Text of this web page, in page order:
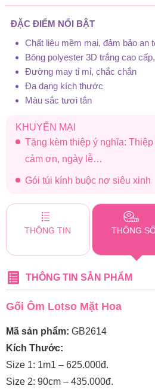
ĐẶC ĐIỂM NỔI BẬT
Chất liệu mềm mại, đảm bảo an
Bông polyester 3D trắng cao
Đường may tỉ mỉ, chắc chắn
Đa dạng kích thước
Màu sắc tươi tắn
KHUYẾN MẠI
Tặng kèm thiệp ý nghĩa:
cảm ơn, ngày lễ…
Gói túi kính buộc nơ siêu xinh
THÔNG TIN THÔNG
THÔNG TIN SẢN PHẨM
Gối Ôm Lotso Mặt Hoa
Mã sản phẩm: GB2614
Kích Thước:
Size 1: 1m1 – 625.000đ.
Size 2: 90cm – 435.000đ.